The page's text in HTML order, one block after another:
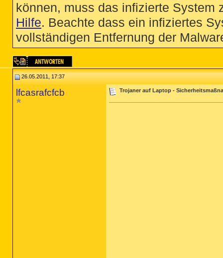
können, muss das infizierte System
Hilfe. Beachte dass ein infiziertes
vollständigen Entfernung der
26.05.2011, 17:37
lfcasrafcfcb Trojaner auf Laptop -